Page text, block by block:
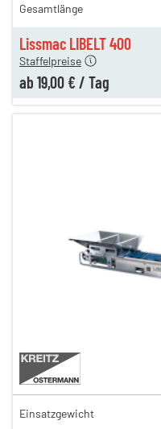
Lissmac LIBELT 400
32,00 €
Staffelpreise
ab 19,00 € / Tag
Gesamtlänge
50,00 €
Einsatzgewicht